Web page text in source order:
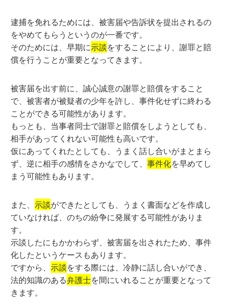
逮捕を免れるためには、被害届や告訴状を提出されるの
をやめてもらうというのが一番です。
そのためには、早期に示談をすることにより、謝罪と賠
償を行うことが重要となってきます。
被害届を出す前に、誠心誠意の謝罪と賠償をすること
で、被害者が被疑者の少年を許し、事件化せずに終わる
ことができる可能性があります。
もっとも、当事者同士で謝罪と賠償をしようとしても、
相手があってくれない可能性も高いです。
仮にあってくれたとしても、うまく話し合いがまとまら
ず、逆に相手の感情をさかなでして、事件化を早めてし
まう可能性もあります。
また、示談ができたとしても、うまく書面などを作成し
ていなければ、のちの紛争に発展する可能性がありま
す。
示談したにもかかわらず、被害届を出されたため、事件
化したというケースもあります。
ですから、示談をする際には、冷静に話し合いができ、
法的知識のある弁護士を間にいれることが重要となって
きます。